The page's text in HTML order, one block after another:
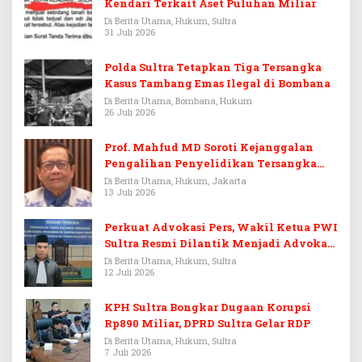
Kendari Terkait Aset Puluhan Miliar
Di Berita Utama, Hukum, Sultra
31 Juli 2026
Polda Sultra Tetapkan Tiga Tersangka
Kasus Tambang Emas Ilegal di Bombana
Di Berita Utama, Bombana, Hukum
26 Juli 2026
Prof. Mahfud MD Soroti Kejanggalan
Pengalihan Penyelidikan Tersangka
Febrie Adriansyah
Di Berita Utama, Hukum, Jakarta
13 Juli 2026
Perkuat Advokasi Pers, Wakil Ketua PWI
Sultra Resmi Dilantik Menjadi Advokat
PERADI
Di Berita Utama, Hukum, Sultra
12 Juli 2026
KPH Sultra Bongkar Dugaan Korupsi
Rp890 Miliar, DPRD Sultra Gelar RDP
Di Berita Utama, Hukum, Sultra
7 Juli 2026